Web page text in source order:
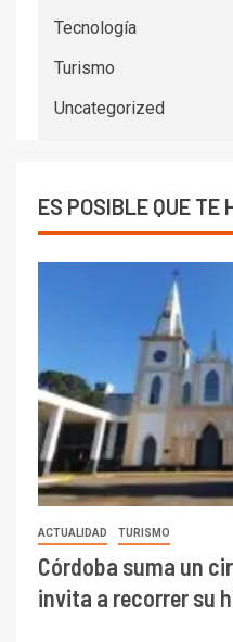
Tecnología
Turismo
Uncategorized
ES POSIBLE QUE TE
ACTUALIDAD TURISMO
Córdoba suma un
invita a recorrer su